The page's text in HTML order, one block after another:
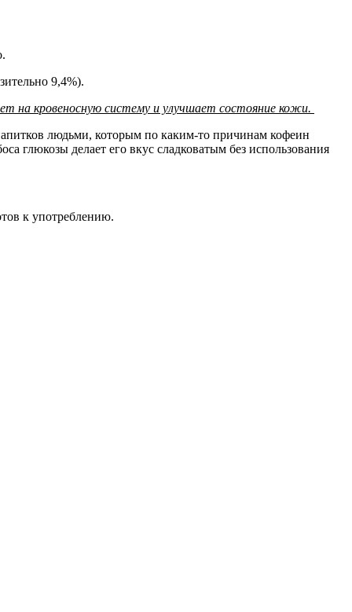
.
9,4%).
на кровеносную систему и улучшает состояние кожи.
людьми, которым по каким-то причинам кофеин
глюкозы делает его вкус сладковатым без использования
к употреблению.